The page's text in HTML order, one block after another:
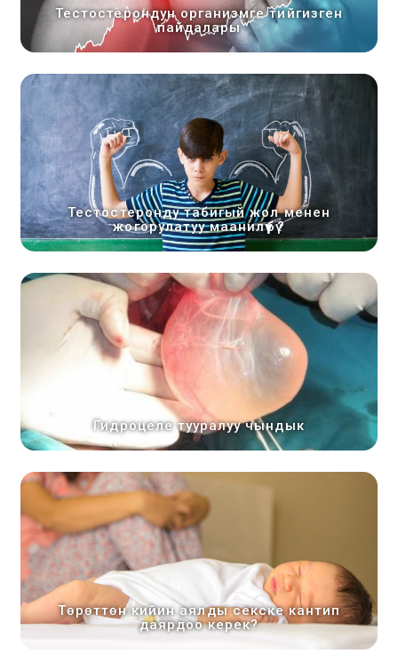
Тестостерондун организмге тийгизген
пайдалары
Тестостеронду табигый жол менен
жогорулатуу маанилүүбү?
Гидроцеле тууралуу чындык
Төрөттөн кийин аялды секске кантип
даярдоо керек?